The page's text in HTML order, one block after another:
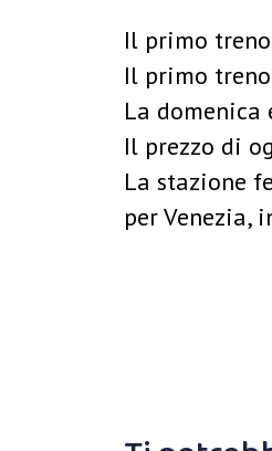
Il primo treno
Il primo treno
La
Il prezzo di
La stazione
per Venezia,